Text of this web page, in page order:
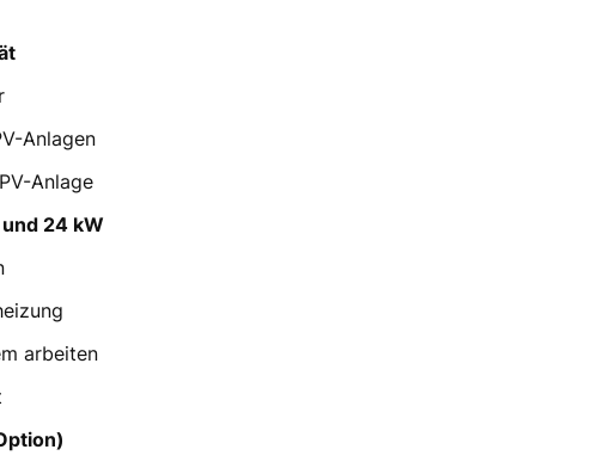
Anlagen
Anlage
24 kW
arbeiten